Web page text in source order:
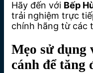
Hãy đến với Bếp
trải nghiệm trực
chính hãng từ các
Mẹo sử dụng
cánh để tăng